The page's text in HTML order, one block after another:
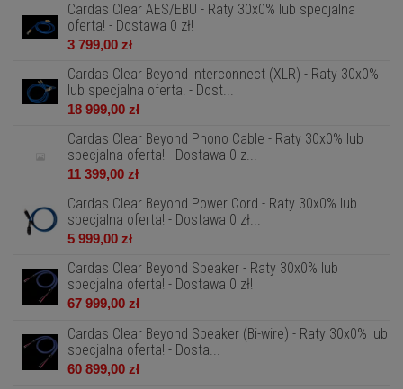
Cardas Clear AES/EBU - Raty 30x0% lub specjalna
oferta! - Dostawa 0 zł!
3 799,00 zł
Cardas Clear Beyond Interconnect (XLR) - Raty 30x0%
lub specjalna oferta! - Dost...
18 999,00 zł
Cardas Clear Beyond Phono Cable - Raty 30x0% lub
specjalna oferta! - Dostawa 0 z...
11 399,00 zł
Cardas Clear Beyond Power Cord - Raty 30x0% lub
specjalna oferta! - Dostawa 0 zł...
5 999,00 zł
Cardas Clear Beyond Speaker - Raty 30x0% lub
specjalna oferta! - Dostawa 0 zł!
67 999,00 zł
Cardas Clear Beyond Speaker (Bi-wire) - Raty 30x0% lub
specjalna oferta! - Dosta...
60 899,00 zł